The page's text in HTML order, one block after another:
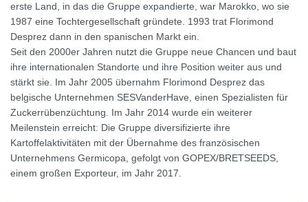
erste Land, in das die Gruppe expandierte, war Marokko, wo sie
1987 eine Tochtergesellschaft gründete. 1993 trat Florimond
Desprez dann in den spanischen Markt ein.
Seit den 2000er Jahren nutzt die Gruppe neue Chancen und baut
ihre internationalen Standorte und ihre Position weiter aus und
stärkt sie. Im Jahr 2005 übernahm Florimond Desprez das
belgische Unternehmen SESVanderHave, einen Spezialisten für
Zuckerrübenzüchtung. Im Jahr 2014 wurde ein weiterer
Meilenstein erreicht: Die Gruppe diversifizierte ihre
Kartoffelaktivitäten mit der Übernahme des französischen
Unternehmens Germicopa, gefolgt von GOPEX/BRETSEEDS,
einem großen Exporteur, im Jahr 2017.